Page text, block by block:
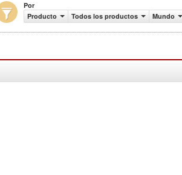
Por
Producto
Todos los productos Mundo